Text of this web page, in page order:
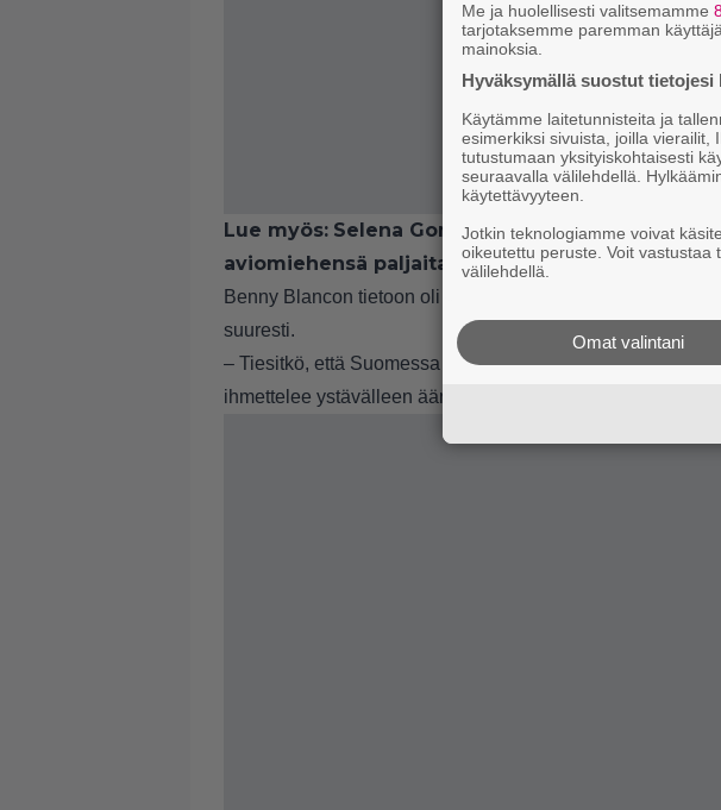
Lue myös: Selena Gomez yllätti kesken
aviomiehensä paljaita varpaita
Benny Blancon tietoon oli tullut suomalainen Jussi Pussi -
suuresti.
– Tiesitkö, että Suomessa on ihan oikea leipämerkki,
ihmettelee ystävälleen ääneen.
Me ja huolellisesti valitsemamme
tarjotaksemme paremman
mainoksia.
Hyväksymällä suostut tietojesi
Käytämme laitetunnisteita ja
esimerkiksi sivuista, joilla vierailit,
tutustumaan yksityiskohtaisesti
seuraavalla välilehdellä.
käytettävyyteen.
Jotkin teknologiamme voivat
oikeutettu peruste. Voit vastustaa
välilehdellä.
Omat valintani